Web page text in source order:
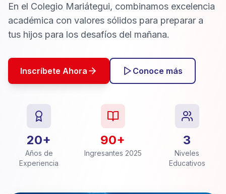
En el Colegio Mariátegui, combinamos excelencia
académica con valores sólidos para preparar a
tus hijos para los desafíos del mañana.
Inscríbete Ahora Conoce más
20+
Años de
Experiencia
90+
Ingresantes 2025
3
Niveles
Educativos